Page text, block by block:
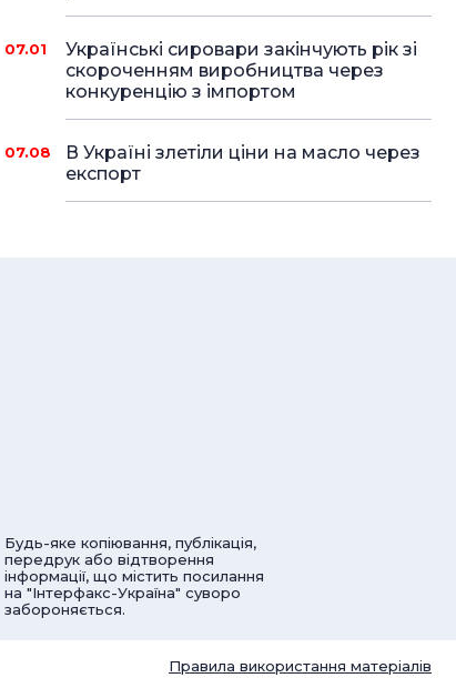
07.01
Українські сировари закінчують рік зі
скороченням виробництва через
конкуренцію з імпортом
07.08
В Україні злетіли ціни на масло через
експорт
Будь-яке копіювання, публікація,
передрук або відтворення
інформації, що містить посилання
на "Інтерфакс-Україна" суворо
забороняється.
Правила використання матеріалів